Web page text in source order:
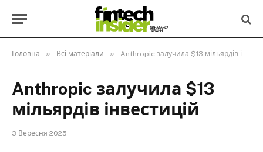
Головна » Всі матеріали » Anthropic залучила $13 мільярдів інвестицій
Anthropic залучила $13
мільярдів інвестицій
3 Вересня 2025